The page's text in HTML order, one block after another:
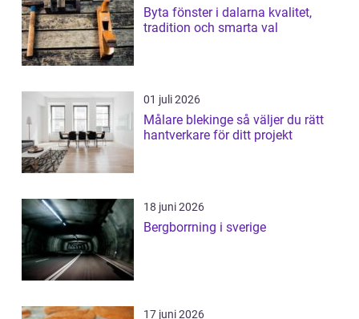
Byta fönster i dalarna kvalitet,
tradition och smarta val
01 juli 2026
Målare blekinge så väljer du rätt
hantverkare för ditt projekt
18 juni 2026
Bergborrning i sverige
17 juni 2026